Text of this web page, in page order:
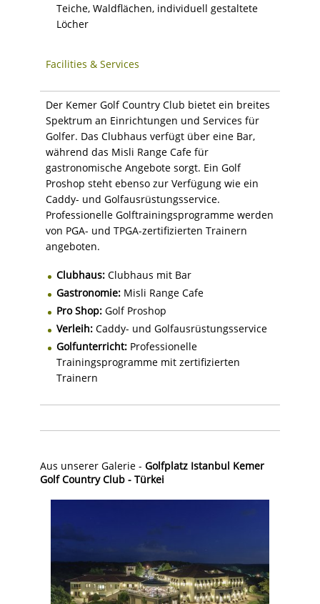
Teiche, Waldflächen, individuell gestaltete
Löcher
Facilities & Services
Der Kemer Golf Country Club bietet ein breites
Spektrum an Einrichtungen und Services für
Golfer. Das Clubhaus verfügt über eine Bar,
während das Misli Range Cafe für
gastronomische Angebote sorgt. Ein Golf
Proshop steht ebenso zur Verfügung wie ein
Caddy- und Golfausrüstungsservice.
Professionelle Golftrainingsprogramme werden
von PGA- und TPGA-zertifizierten Trainern
angeboten.
Clubhaus: Clubhaus mit Bar
Gastronomie: Misli Range Cafe
Pro Shop: Golf Proshop
Verleih: Caddy- und Golfausrüstungsservice
Golfunterricht: Professionelle
Trainingsprogramme mit zertifizierten
Trainern
Aus unserer Galerie - Golfplatz Istanbul Kemer
Golf Country Club - Türkei